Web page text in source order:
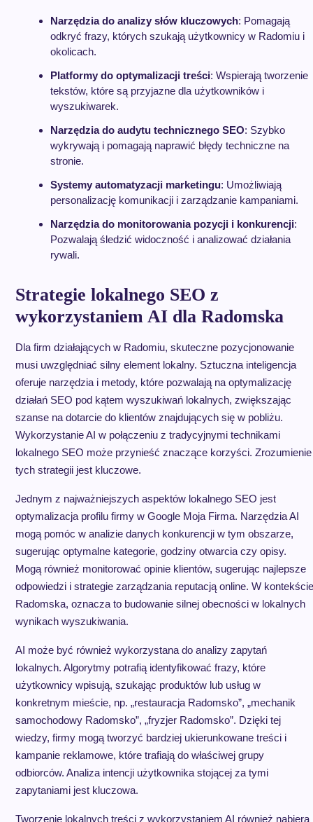
Narzędzia do analizy słów kluczowych: Pomagają
odkryć frazy, których szukają użytkownicy w Radomiu i
okolicach.
Platformy do optymalizacji treści: Wspierają tworzenie
tekstów, które są przyjazne dla użytkowników i
wyszukiwarek.
Narzędzia do audytu technicznego SEO: Szybko
wykrywają i pomagają naprawić błędy techniczne na
stronie.
Systemy automatyzacji marketingu: Umożliwiają
personalizację komunikacji i zarządzanie kampaniami.
Narzędzia do monitorowania pozycji i konkurencji:
Pozwalają śledzić widoczność i analizować działania
rywali.
Strategie lokalnego SEO z
wykorzystaniem AI dla Radomska
Dla firm działających w Radomiu, skuteczne pozycjonowanie
musi uwzględniać silny element lokalny. Sztuczna inteligencja
oferuje narzędzia i metody, które pozwalają na optymalizację
działań SEO pod kątem wyszukiwań lokalnych, zwiększając
szanse na dotarcie do klientów znajdujących się w pobliżu.
Wykorzystanie AI w połączeniu z tradycyjnymi technikami
lokalnego SEO może przynieść znaczące korzyści. Zrozumienie
tych strategii jest kluczowe.
Jednym z najważniejszych aspektów lokalnego SEO jest
optymalizacja profilu firmy w Google Moja Firma. Narzędzia AI
mogą pomóc w analizie danych konkurencji w tym obszarze,
sugerując optymalne kategorie, godziny otwarcia czy opisy.
Mogą również monitorować opinie klientów, sugerując najlepsze
odpowiedzi i strategie zarządzania reputacją online. W kontekście
Radomska, oznacza to budowanie silnej obecności w lokalnych
wynikach wyszukiwania.
AI może być również wykorzystana do analizy zapytań
lokalnych. Algorytmy potrafią identyfikować frazy, które
użytkownicy wpisują, szukając produktów lub usług w
konkretnym mieście, np. „restauracja Radomsko”, „mechanik
samochodowy Radomsko”, „fryzjer Radomsko”. Dzięki tej
wiedzy, firmy mogą tworzyć bardziej ukierunkowane treści i
kampanie reklamowe, które trafiają do właściwej grupy
odbiorców. Analiza intencji użytkownika stojącej za tymi
zapytaniami jest kluczowa.
Tworzenie lokalnych treści z wykorzystaniem AI również nabiera